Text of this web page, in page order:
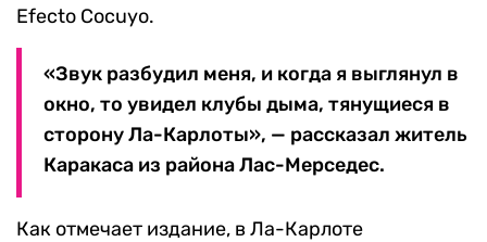
Efecto Cocuyo.
«Звук разбудил меня, и когда я выглянул в
окно, то увидел клубы дыма, тянущиеся в
сторону Ла-Карлоты», — рассказал житель
Каракаса из района Лас-Мерседес.
Как отмечает издание, в Ла-Карлоте